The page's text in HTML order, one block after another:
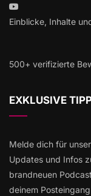
Einblicke, Inhalte
500+ verifizierte
EXKLUSIVE
Melde dich für
Updates und Infos
brandneuen
deinem